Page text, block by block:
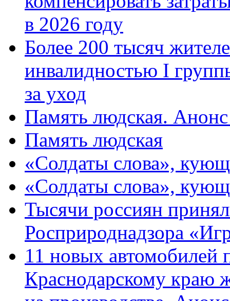
в 2026 году
Более 200 тысяч
инвалидностью I
за уход
Память людская.
Память людская
«Солдаты слова»,
«Солдаты слова»,
Тысячи россиян
Росприроднадзора
11 новых автомобилей
Краснодарскому краю